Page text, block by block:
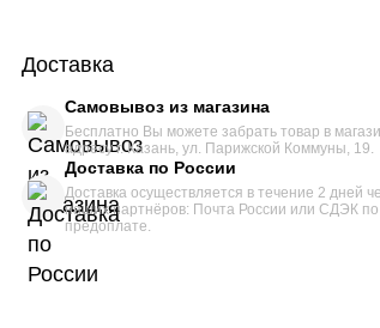
Доставка
Самовывоз из магазина
Бесплатно Вы можете забрать товар в
адресу г. Казань, ул. Парижской Коммуны, 19.
Доставка по России
Доставка осуществляется в течение 2 дней
наших партнёров: Почта России или СДЭК
предоплате.